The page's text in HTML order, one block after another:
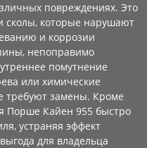
повреждениях. Это
сколы, которые нарушают
и коррозии
непоправимо
помутнение
или химические
требуют замены. Кроме
Порше Кайен 955 быстро
устраняя эффект
для владельца